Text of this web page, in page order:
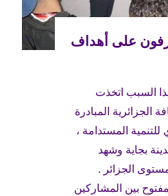
السبب اتخذت
المبادرة
المستدامة ،
بجاية وشهد
مستوى الجزائر .
بين المشاركين